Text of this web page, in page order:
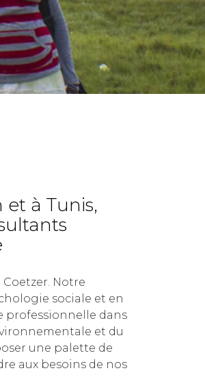
et à Tunis,
Notre
sociale et en
professionnelle dans
et du
une palette de
aux besoins de nos